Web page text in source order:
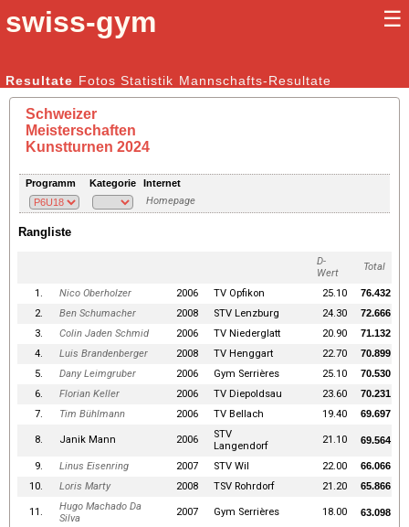
swiss-gym ☰
Kunstturnen Männer | Kunstturnen Frauen
Resultate Fotos Statistik Mannschafts-Resultate
Schweizer
Meisterschaften
Kunstturnen 2024
Programm Kategorie Internet
Homepage
Rangliste
D-
Wert
Total
1. Nico Oberholzer 2006 TV Opfikon 25.10 76.432
2. Ben Schumacher 2008 STV Lenzburg 24.30 72.666
3. Colin Jaden Schmid 2006 TV Niederglatt 20.90 71.132
4. Luis Brandenberger 2008 TV Henggart 22.70 70.899
5. Dany Leimgruber 2006 Gym Serrières 25.10 70.530
6. Florian Keller 2006 TV Diepoldsau 23.60 70.231
7. Tim Bühlmann 2006 TV Bellach 19.40 69.697
8. Janik Mann 2006
STV
Langendorf
21.10 69.564
9. Linus Eisenring 2007 STV Wil 22.00 66.066
10. Loris Marty 2008 TSV Rohrdorf 21.20 65.866
11.
Hugo Machado Da
Silva
2007 Gym Serrières 18.00 63.098